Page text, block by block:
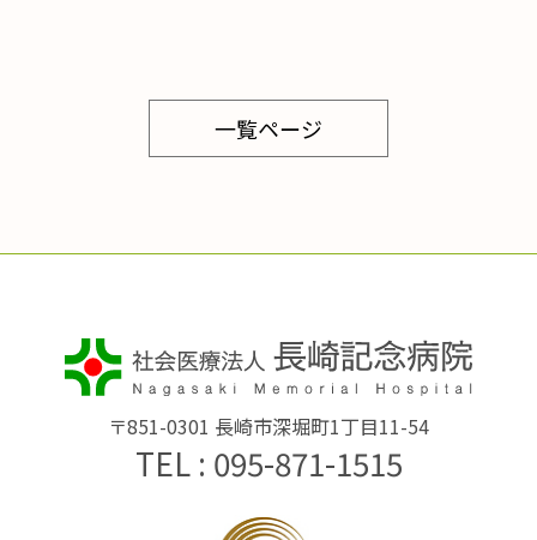
一覧ページ
〒851-0301 長崎市深堀町1丁目11-54
TEL : 095-871-1515